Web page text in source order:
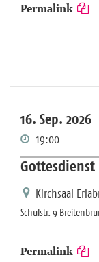
Permalink
16. Sep. 2026
19:00
Kirchsaal
Schulstr. 9
Permalink